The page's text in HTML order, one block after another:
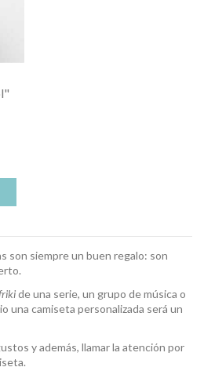
son siempre un buen regalo: son
de una serie, un grupo de música o
una camiseta personalizada será un
y además, llamar la atención por